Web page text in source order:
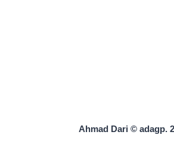
Ahmad Dari © adagp.